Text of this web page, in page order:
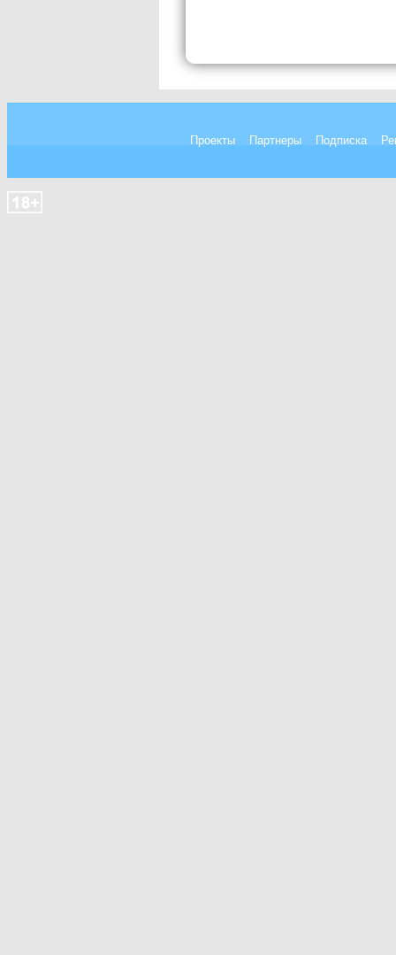
Проекты Партнеры Подписка